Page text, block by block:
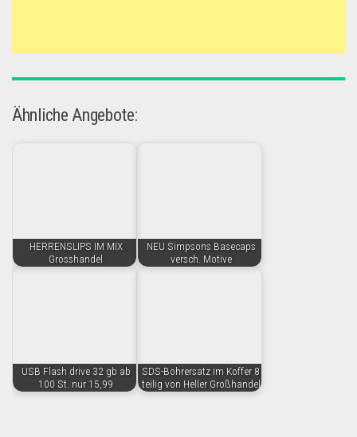
Ähnliche Angebote:
HERRENSLIPS IM MIX
Grosshandel
NEU Simpsons Basecaps
versch. Motive
USB Flash drive 32 gb ab
100 St. nur 15,99
SDS-Bohrersatz im Koffer 8
teilig von Heller Großhandel